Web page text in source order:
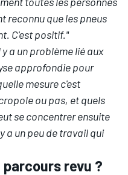
reconnu que les pneus
C'est positif."
a un problème lié aux
approfondie pour
mesure c'est
ou pas, et quels
se concentrer ensuite
a un peu de travail qui
revu ?